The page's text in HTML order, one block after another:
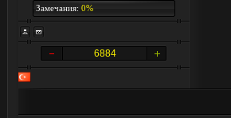
Замечания: 0%
6884